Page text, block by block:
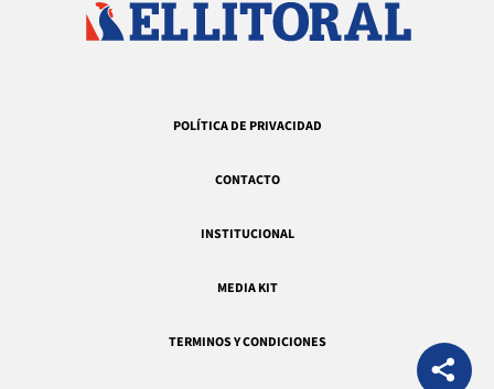
POLÍTICA DE PRIVACIDAD
CONTACTO
INSTITUCIONAL
MEDIA KIT
TERMINOS Y CONDICIONES